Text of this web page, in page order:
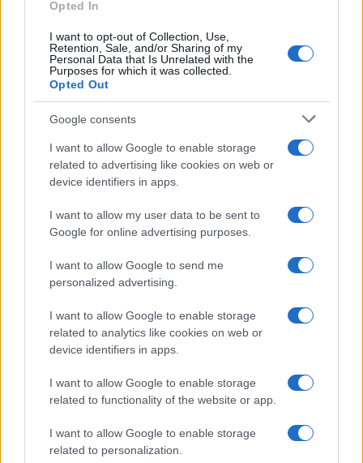
Opted In
I want to opt-out of Collection, Use,
Retention, Sale, and/or Sharing of my
Personal Data that Is Unrelated with the
Purposes for which it was collected.
Opted Out
Google consents
I want to allow Google to enable storage
related to advertising like cookies on web or
device identifiers in apps.
I want to allow my user data to be sent to
Google for online advertising purposes.
I want to allow Google to send me
personalized advertising.
I want to allow Google to enable storage
related to analytics like cookies on web or
device identifiers in apps.
I want to allow Google to enable storage
related to functionality of the website or app.
I want to allow Google to enable storage
related to personalization.
Moldova György. Fotó: Hunyadi József / Fortepan
1938 Nikmond Beáta Munkácsy Mihály-díjas
népdalénekes, néprajzkutató, a népművészet mestere